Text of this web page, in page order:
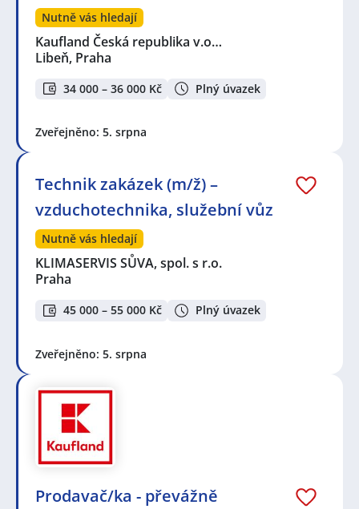
Nutně vás hledají
Kaufland Česká republika v.o…
Libeň, Praha
34 000 – 36 000 Kč Plný úvazek
Zveřejněno: 5. srpna
Technik zakázek (m/ž) –
vzduchotechnika, služební vůz
Nutně vás hledají
KLIMASERVIS SŮVA, spol. s r.o.
Praha
45 000 – 55 000 Kč Plný úvazek
Zveřejněno: 5. srpna
Prodavač/ka - převážně